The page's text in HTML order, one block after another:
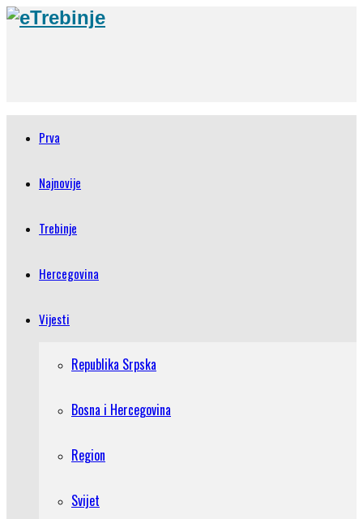
Prva
Najnovije
Trebinje
Hercegovina
Vijesti
Republika Srpska
Bosna i Hercegovina
Region
Svijet